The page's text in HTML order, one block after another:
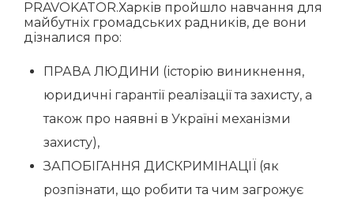
PRAVOKATOR.Харків пройшло навчання для
майбутніх громадських радників, де вони
дізналися про:
ПРАВА ЛЮДИНИ (історію виникнення,
юридичні гарантії реалізації та захисту, а
також про наявні в Україні механізми
захисту),
ЗАПОБІГАННЯ ДИСКРИМІНАЦІЇ (як
розпізнати, що робити та чим загрожує